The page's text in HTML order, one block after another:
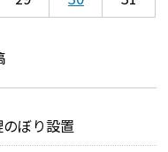
ぼり設置